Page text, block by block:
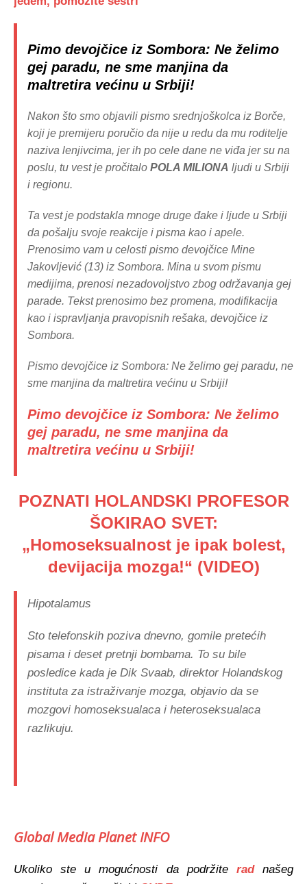
Pimo devojčice iz Sombora: Ne želimo
gej paradu, ne sme manjina da
maltretira većinu u Srbiji!
Nakon što smo objavili pismo srednjoškolca iz Borče,
koji je premijeru poručio da nije u redu da mu roditelje
naziva lenjivcima, jer ih po cele dane ne viđa jer su na
poslu, tu vest je pročitalo POLA MILIONA ljudi u Srbiji
i regionu.
Ta vest je podstakla mnoge druge đake i ljude u Srbiji
da pošalju svoje reakcije i pisma kao i apele.
Prenosimo vam u celosti pismo devojčice Mine
Jakovljević (13) iz Sombora. Mina u svom pismu
medijima, prenosi nezadovoljstvo zbog održavanja gej
parade. Tekst prenosimo bez promena, modifikacija
kao i ispravljanja pravopisnih rešaka, devojčice iz
Sombora.
Pismo devojčice iz Sombora: Ne želimo gej paradu, ne
sme manjina da maltretira većinu u Srbiji!
Pimo devojčice iz Sombora: Ne želimo
gej paradu, ne sme manjina da
maltretira većinu u Srbiji!
POZNATI HOLANDSKI PROFESOR
ŠOKIRAO SVET:
„Homoseksualnost je ipak bolest,
devijacija mozga!“ (VIDEO)
Hipotalamus
Sto telefonskih poziva dnevno, gomile pretećih
pisama i deset pretnji bombama. To su bile
posledice kada je Dik Svaab, direktor Holandskog
instituta za istraživanje mozga, objavio da se
mozgovi homoseksualaca i heteroseksualaca
razlikuju.
Global Media Planet INFO
Ukoliko ste u mogućnosti da podržite rad
našeg